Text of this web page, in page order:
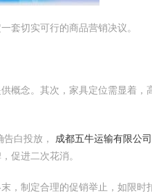
套切实可行的商品营销决议。
概念。其次，家具定位需显着，
白投放， 成都五牛运输有限公司
促进二次花消。
，制定合理的促销举止，如限时